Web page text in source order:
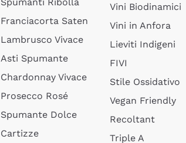
Franciacorta Saten
Lambrusco Vivace
Asti Spumante
Chardonnay Vivace
Prosecco Rosé
Spumante Dolce
Cartizze
Vini Biodinamici
Vini in Anfora
Lieviti Indigeni
FIVI
Stile Ossidativo
Vegan Friendly
Recoltant
Triple A